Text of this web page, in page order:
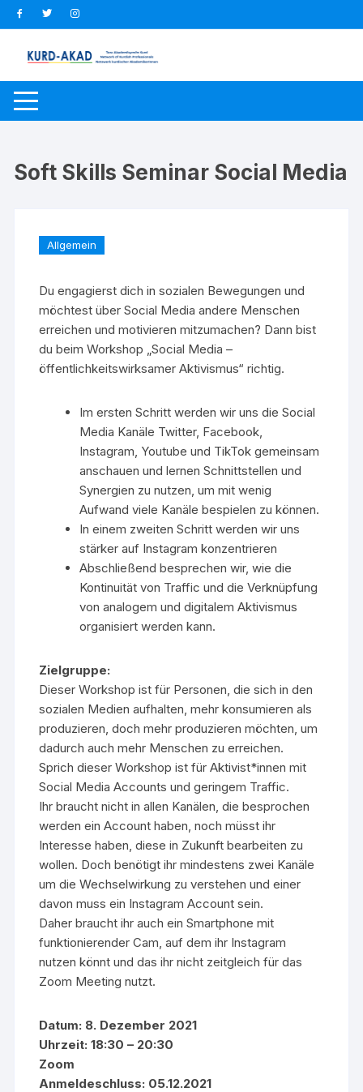
Zum
Inhalt
springen
Soft Skills Seminar Social Media
Allgemein
Du engagierst dich in sozialen Bewegungen und
möchtest über Social Media andere Menschen
erreichen und motivieren mitzumachen? Dann bist
du beim Workshop „Social Media –
öffentlichkeitswirksamer Aktivismus“ richtig.
Im ersten Schritt werden wir uns die Social
Media Kanäle Twitter, Facebook,
Instagram, Youtube und TikTok gemeinsam
anschauen und lernen Schnittstellen und
Synergien zu nutzen, um mit wenig
Aufwand viele Kanäle bespielen zu können.
In einem zweiten Schritt werden wir uns
stärker auf Instagram konzentrieren
Abschließend besprechen wir, wie die
Kontinuität von Traffic und die Verknüpfung
von analogem und digitalem Aktivismus
organisiert werden kann.
Zielgruppe:
Dieser Workshop ist für Personen, die sich in den
sozialen Medien aufhalten, mehr konsumieren als
produzieren, doch mehr produzieren möchten, um
dadurch auch mehr Menschen zu erreichen.
Sprich dieser Workshop ist für Aktivist*innen mit
Social Media Accounts und geringem Traffic.
Ihr braucht nicht in allen Kanälen, die besprochen
werden ein Account haben, noch müsst ihr
Interesse haben, diese in Zukunft bearbeiten zu
wollen. Doch benötigt ihr mindestens zwei Kanäle
um die Wechselwirkung zu verstehen und einer
davon muss ein Instagram Account sein.
Daher braucht ihr auch ein Smartphone mit
funktionierender Cam, auf dem ihr Instagram
nutzen könnt und das ihr nicht zeitgleich für das
Zoom Meeting nutzt.
Datum: 8. Dezember 2021
Uhrzeit: 18:30 – 20:30
Zoom
Anmeldeschluss: 05.12.2021